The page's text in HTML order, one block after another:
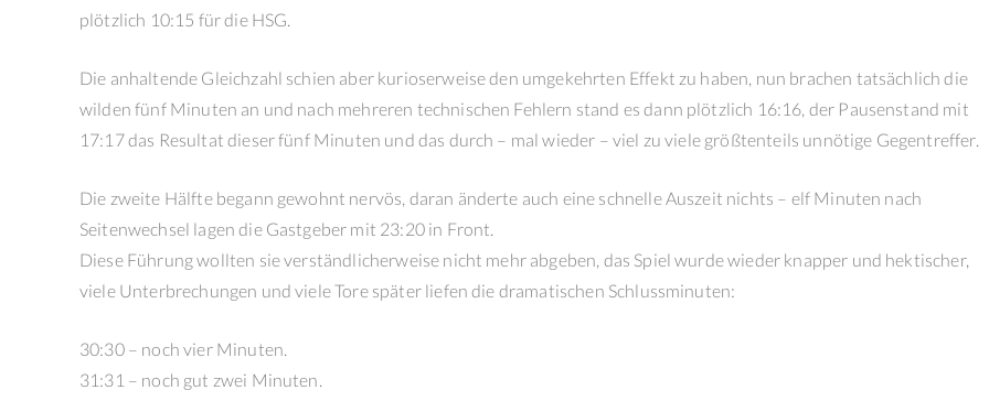
plötzlich 10:15 für die HSG.
Die anhaltende Gleichzahl schien aber kurioserweise den umgekehrten Effekt zu haben, nun brachen tatsächlich die
wilden fünf Minuten an und nach mehreren technischen Fehlern stand es dann plötzlich 16:16, der Pausenstand mit
17:17 das Resultat dieser fünf Minuten und das durch – mal wieder – viel zu viele größtenteils unnötige Gegentreffer.
Die zweite Hälfte begann gewohnt nervös, daran änderte auch eine schnelle Auszeit nichts – elf Minuten nach
Seitenwechsel lagen die Gastgeber mit 23:20 in Front.
Diese Führung wollten sie verständlicherweise nicht mehr abgeben, das Spiel wurde wieder knapper und hektischer,
viele Unterbrechungen und viele Tore später liefen die dramatischen Schlussminuten:
30:30 – noch vier Minuten.
31:31 – noch gut zwei Minuten.